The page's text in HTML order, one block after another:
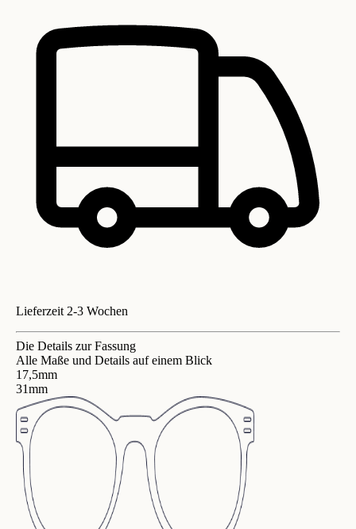
Lieferzeit 2-3 Wochen
Die Details zur Fassung
Alle Maße und Details auf einem Blick
17,5mm
31mm